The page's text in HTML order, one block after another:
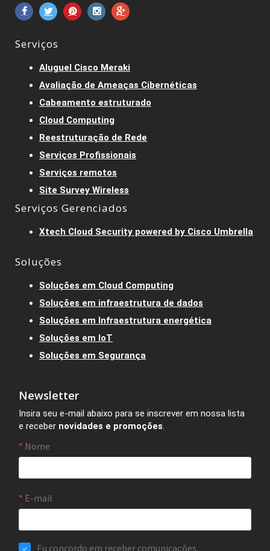
Serviços
Aluguel Cisco Meraki
Avaliação de Ameaças Cibernéticas
Cabeamento estruturado
Cloud Computing
Reestruturação de Rede
Serviços Profissionais
Serviços remotos
Site Survey Wireless
Serviços Gerenciados
Xtech Cloud Security powered by Cisco Umbrella
Soluções
Soluções em Cloud Computing
Soluções em infraestrutura de dados
Soluções em Infraestrutura energética
Soluções em IoT
Soluções em Segurança
Newsletter
Insira seu e-mail abaixo para se inscrever em nossa lista
e receber novidades e promoções.